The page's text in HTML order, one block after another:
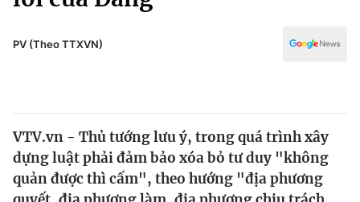
Pháp luật
Thế giới
Tin tức
Kinh tế
Y tế
Công nghệ
PV (Theo TTXVN)
VTV.vn - Thủ tướng lưu ý, trong quá trình xây
dựng luật phải đảm bảo xóa bỏ tư duy "không
quản được thì cấm", theo hướng "địa phương